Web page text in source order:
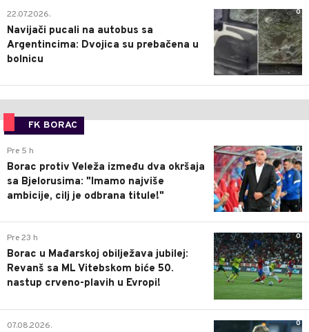
0
22.07.2026.
Navijači pucali na autobus sa
Argentincima: Dvojica su prebačena u
bolnicu
FK BORAC
0
Pre 5 h
Borac protiv Veleža između dva okršaja
sa Bjelorusima: "Imamo najviše
ambicije, cilj je odbrana titule!"
0
Pre 23 h
Borac u Mađarskoj obilježava jubilej:
Revanš sa ML Vitebskom biće 50.
nastup crveno-plavih u Evropi!
0
07.08.2026.